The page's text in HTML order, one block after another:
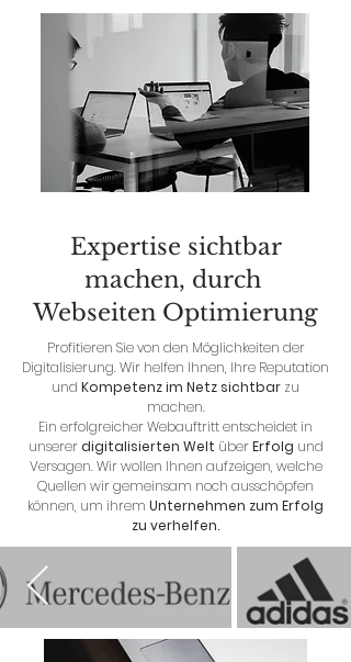
Expertise sichtbar
machen, durch
Webseiten Optimierung
Profitieren Sie von den Möglichkeiten der
Digitalisierung. Wir helfen Ihnen, Ihre Reputation
und Kompetenz im Netz sichtbar zu
machen.
Ein erfolgreicher Webauftritt entscheidet in
unsererdigitalisierten Welt überErfolg und
Versagen. Wir wollen Ihnen aufzeigen, welche
Quellen wir gemeinsam noch ausschöpfen
können, um ihrem Unternehmen zum Erfolg
zu verhelfen.